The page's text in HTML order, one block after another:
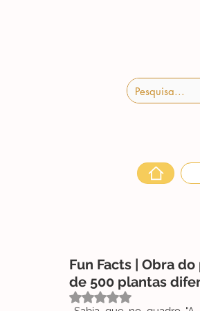
Fun Facts | Obra
de 500 plantas
Avaliado com NaN de